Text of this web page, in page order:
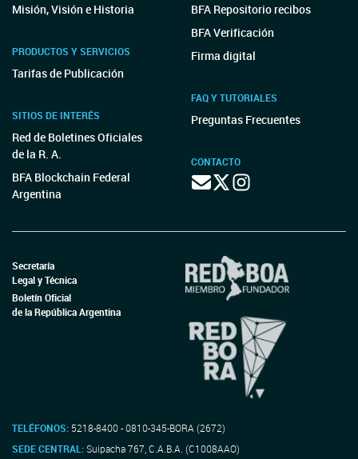
Misión, Visión e Historia
PRODUCTOS Y SERVICIOS
Tarifas de Publicación
SITIOS DE INTERÉS
Red de Boletines Oficiales
de la R. A.
BFA Blockchain Federal
Argentina
BFA Repositorio recibos
BFA Verificación
Firma digital
FAQ Y TUTORIALES
Preguntas Frecuentes
CONTACTO
Secretaría
Legal y Técnica
Boletín Oficial
de la República Argentina
TELÉFONOS: 5218-8400 - 0810-345-BORA (2672)
SEDE CENTRAL:Suipacha 767, C.A.B.A. (C1008AAO)